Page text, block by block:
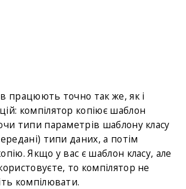
працюють точно так же, як і
компілятор копіює шаблон
типи параметрів шаблону класу
типи даних, а потім
Якщо у вас є шаблон класу, але
то компілятор не
компілювати.